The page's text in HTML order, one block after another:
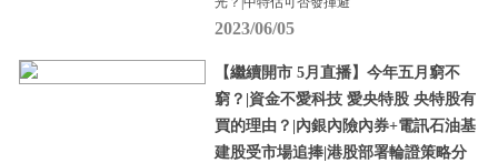
2023/06/05
【繼續開市 5月直播】今年五月窮不
窮？|資金不愛科技 愛央特股 央特股有
買的理由？|內銀內險內券+電訊石油基
建股受市場追捧|港股部署輪證策略分